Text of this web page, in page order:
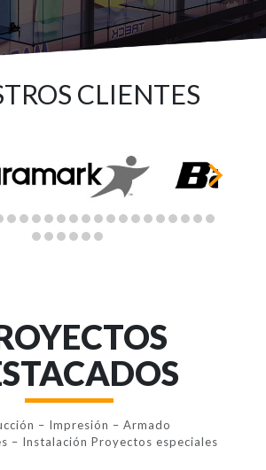
CLIENTES
– Impresión – Armado
– Instalación Proyectos especiales